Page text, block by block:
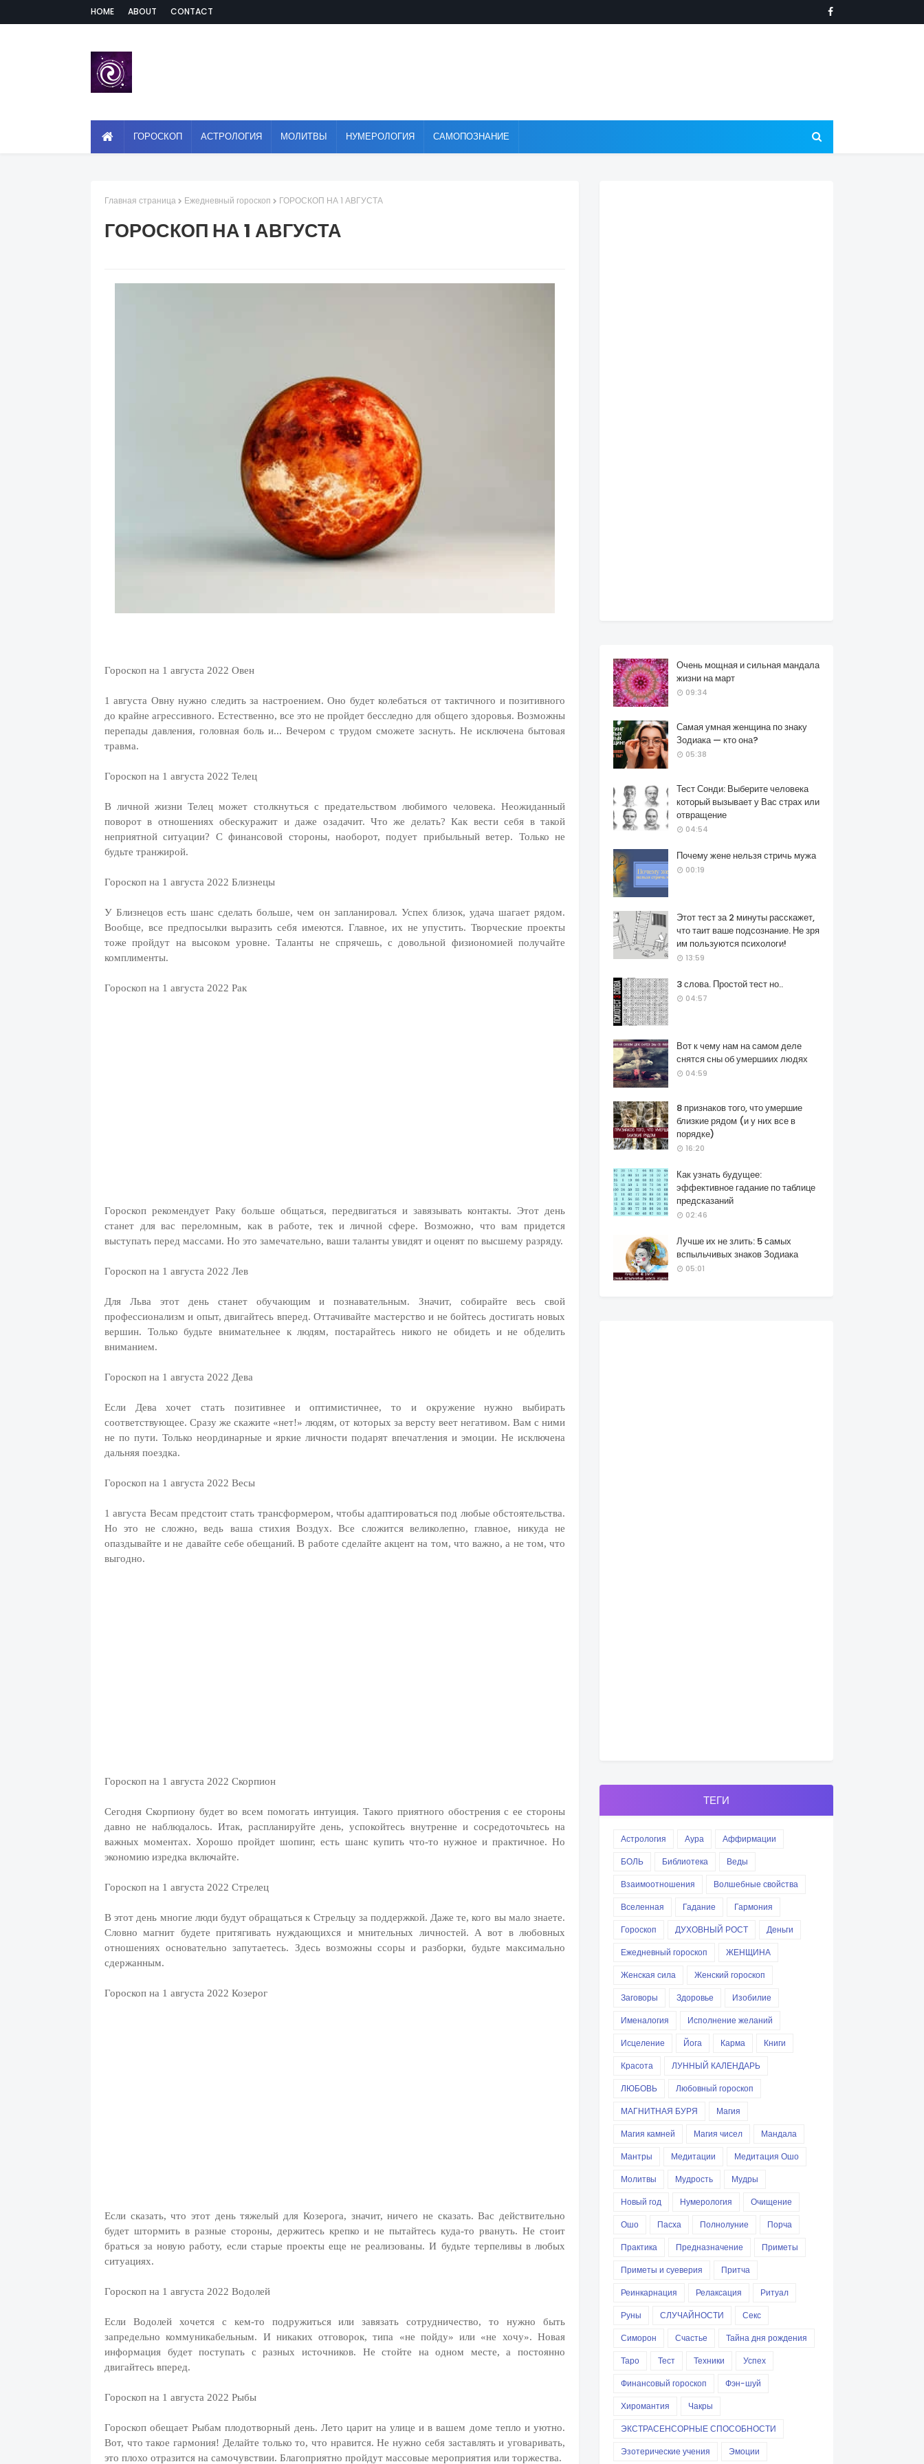
HOME ABOUT CONTACT
ГОРОСКОП АСТРОЛОГИЯ МОЛИТВЫ НУМЕРОЛОГИЯ САМОПОЗНАНИЕ
Главная страница Ежедневный гороскоп ГОРОСКОП НА 1 АВГУСТА
ГОРОСКОП НА 1 АВГУСТА
Гороскоп на 1 августа 2022 Овен
1 августа Овну нужно следить за настроением. Оно будет колебаться от тактичного и позитивного
до крайне агрессивного. Естественно, все это не пройдет бесследно для общего здоровья. Возможны
перепады давления, головная боль и... Вечером с трудом сможете заснуть. Не исключена бытовая
травма.
Гороскоп на 1 августа 2022 Телец
В личной жизни Телец может столкнуться с предательством любимого человека. Неожиданный
поворот в отношениях обескуражит и даже озадачит. Что же делать? Как вести себя в такой
неприятной ситуации? С финансовой стороны, наоборот, подует прибыльный ветер. Только не
будьте транжирой.
Гороскоп на 1 августа 2022 Близнецы
У Близнецов есть шанс сделать больше, чем он запланировал. Успех близок, удача шагает рядом.
Вообще, все предпосылки выразить себя имеются. Главное, их не упустить. Творческие проекты
тоже пройдут на высоком уровне. Таланты не спрячешь, с довольной физиономией получайте
комплименты.
Гороскоп на 1 августа 2022 Рак
Гороскоп рекомендует Раку больше общаться, передвигаться и завязывать контакты. Этот день
станет для вас переломным, как в работе, тек и личной сфере. Возможно, что вам придется
выступать перед массами. Но это замечательно, ваши таланты увидят и оценят по высшему разряду.
Гороскоп на 1 августа 2022 Лев
Для Льва этот день станет обучающим и познавательным. Значит, собирайте весь свой
профессионализм и опыт, двигайтесь вперед. Оттачивайте мастерство и не бойтесь достигать новых
вершин. Только будьте внимательнее к людям, постарайтесь никого не обидеть и не обделить
вниманием.
Гороскоп на 1 августа 2022 Дева
Если Дева хочет стать позитивнее и оптимистичнее, то и окружение нужно выбирать
соответствующее. Сразу же скажите «нет!» людям, от которых за версту веет негативом. Вам с ними
не по пути. Только неординарные и яркие личности подарят впечатления и эмоции. Не исключена
дальняя поездка.
Гороскоп на 1 августа 2022 Весы
1 августа Весам предстоит стать трансформером, чтобы адаптироваться под любые обстоятельства.
Но это не сложно, ведь ваша стихия Воздух. Все сложится великолепно, главное, никуда не
опаздывайте и не давайте себе обещаний. В работе сделайте акцент на том, что важно, а не том, что
выгодно.
Гороскоп на 1 августа 2022 Скорпион
Сегодня Скорпиону будет во всем помогать интуиция. Такого приятного обострения с ее стороны
давно не наблюдалось. Итак, распланируйте день, успокойтесь внутренне и сосредоточьтесь на
важных моментах. Хорошо пройдет шопинг, есть шанс купить что-то нужное и практичное. Но
экономию изредка включайте.
Гороскоп на 1 августа 2022 Стрелец
В этот день многие люди будут обращаться к Стрельцу за поддержкой. Даже те, кого вы мало знаете.
Словно магнит будете притягивать нуждающихся и мнительных личностей. А вот в любовных
отношениях основательно запутаетесь. Здесь возможны ссоры и разборки, будьте максимально
сдержанным.
Гороскоп на 1 августа 2022 Козерог
Если сказать, что этот день тяжелый для Козерога, значит, ничего не сказать. Вас действительно
будет штормить в разные стороны, держитесь крепко и не пытайтесь куда-то рвануть. Не стоит
браться за новую работу, если старые проекты еще не реализованы. И будьте терпеливы в любых
ситуациях.
Гороскоп на 1 августа 2022 Водолей
Если Водолей хочется с кем-то подружиться или завязать сотрудничество, то нужно быть
запредельно коммуникабельным. И никаких отговорок, типа «не пойду» или «не хочу». Новая
информация будет поступать с разных источников. Не стойте на одном месте, а постоянно
двигайтесь вперед.
Гороскоп на 1 августа 2022 Рыбы
Гороскоп обещает Рыбам плодотворный день. Лето царит на улице и в вашем доме тепло и уютно.
Вот, что такое гармония! Делайте только то, что нравится. Не нужно себя заставлять и уговаривать,
это плохо отразится на самочувствии. Благоприятно пройдут массовые мероприятия или торжества.
Очень мощная и сильная мандала
жизни на март
09:34
Самая умная женщина по знаку
Зодиака — кто она?
05:38
Тест Сонди: Выберите человека
который вызывает у Вас страх или
отвращение
04:54
Почему жене нельзя стричь мужа
00:19
Этот тест за 2 минуты расскажет,
что таит ваше подсознание. Не зря
им пользуются психологи!
13:59
3 слова. Простой тест но..
04:57
Вот к чему нам на самом деле
снятся сны об умершиих людях
04:59
8 признаков того, что умершие
близкие рядом (и у них все в
порядке)
16:20
Как узнать будущее:
эффективное гадание по таблице
предсказаний
02:46
Лучше их не злить: 5 самых
вспыльчивых знаков Зодиака
05:01
ТЕГИ
Астрология Аура
Аффирмации
БОЛЬ
Библиотека
Веды
Взаимоотношения
Волшебные свойства
Вселенная
Гадание
Гармония
Гороскоп
ДУХОВНЫЙ РОСТ
Деньги
Ежедневный гороскоп
ЖЕНЩИНА
Женская сила
Женский гороскоп
Заговоры
Здоровье
Изобилие
Именалогия
Исполнение желаний
Исцеление
Йога Карма
Книги
Красота
ЛУННЫЙ КАЛЕНДАРЬ
ЛЮБОВЬ
Любовный гороскоп
МАГНИТНАЯ БУРЯ
Магия
Магия камней
Магия чисел
Мандала
Мантры
Медитации
Медитация Ошо
Молитвы
Мудрость
Мудры
Новый год
Нумерология
Очищение
Ошо
Пасха Полнолуние
Порча
Практика
Предназначение
Приметы
Приметы и суеверия
Притча
Реинкарнация
Релаксация
Ритуал
Руны
СЛУЧАЙНОСТИ
Секс
Симорон
Счастье
Тайна дня рождения
Таро
Тест Техники
Успех
Финансовый гороскоп
Фэн-шуй
Хиромантия
Чакры
ЭКСТРАСЕНСОРНЫЕ СПОСОБНОСТИ
Эзотерические учения
Эмоции